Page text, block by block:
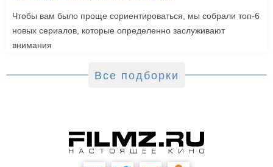
Чтобы вам было проще сориентироваться, мы собрали топ-6
новых сериалов, которые определенно заслуживают
внимания
Все подборки